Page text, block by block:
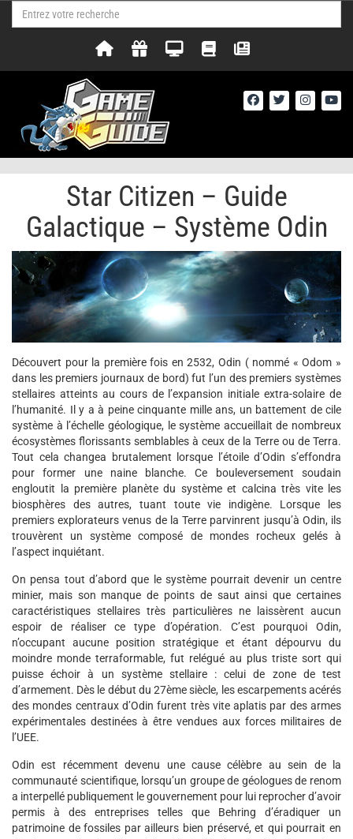
Star Citizen – Guide
Galactique – Système Odin
Découvert pour la première fois en 2532, Odin ( nommé « Odom »
dans les premiers journaux de bord) fut l’un des premiers systèmes
stellaires atteints au cours de l’expansion initiale extra-solaire de
l’humanité. Il y a à peine cinquante mille ans, un battement de cile
système à l’échelle géologique, le système accueillait de nombreux
écosystèmes florissants semblables à ceux de la Terre ou de Terra.
Tout cela changea brutalement lorsque l’étoile d’Odin s’effondra
pour former une naine blanche. Ce bouleversement soudain
engloutit la première planète du système et calcina très vite les
biosphères des autres, tuant toute vie indigène. Lorsque les
premiers explorateurs venus de la Terre parvinrent jusqu’à Odin, ils
trouvèrent un système composé de mondes rocheux gelés à
l’aspect inquiétant.
On pensa tout d’abord que le système pourrait devenir un centre
minier, mais son manque de points de saut ainsi que certaines
caractéristiques stellaires très particulières ne laissèrent aucun
espoir de réaliser ce type d’opération. C’est pourquoi Odin,
n’occupant aucune position stratégique et étant dépourvu du
moindre monde terraformable, fut relégué au plus triste sort qui
puisse échoir à un système stellaire : celui de zone de test
d’armement. Dès le début du 27ème siècle, les escarpements acérés
des mondes centraux d’Odin furent très vite aplatis par des armes
expérimentales destinées à être vendues aux forces militaires de
l’UEE.
Odin est récemment devenu une cause célèbre au sein de la
communauté scientifique, lorsqu’un groupe de géologues de renom
a interpellé publiquement le gouvernement pour lui reprocher d’avoir
permis à des entreprises telles que Behring d’éradiquer un
patrimoine de fossiles par ailleurs bien préservé, et qui pourrait en